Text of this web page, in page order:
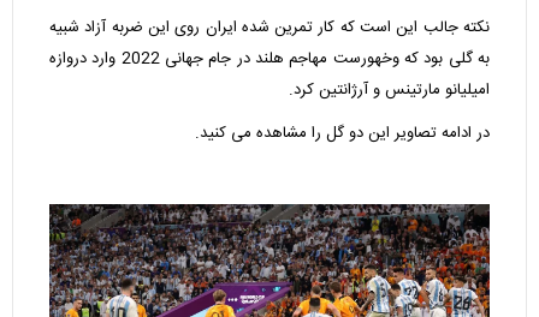
نکته جالب این است که کار تمرین شده ایران روی این ضربه آزاد شبیه
به گلی بود که وخهورست مهاجم هلند در جام جهانی 2022 وارد دروازه
امیلیانو مارتینس و آرژانتین کرد.
در ادامه تصاویر این دو گل را مشاهده می کنید.